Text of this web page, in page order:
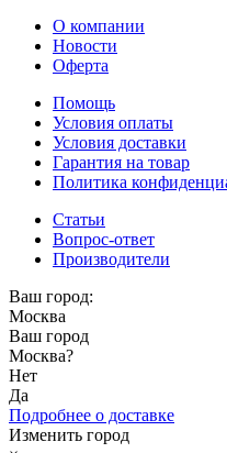
О компании
Новости
Оферта
Помощь
Условия оплаты
Условия доставки
Гарантия на товар
Политика
Статьи
Вопрос-ответ
Производители
Ваш город:
Москва
Ваш город
Москва?
Нет
Да
Подробнее о доставке
Изменить город